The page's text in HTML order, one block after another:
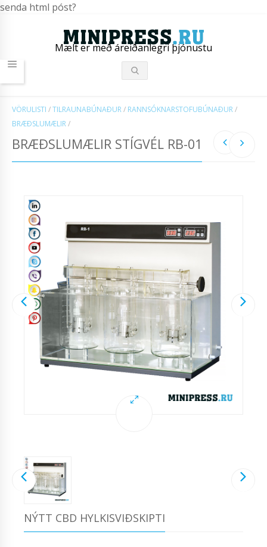
senda html póst?
Mælt er með áreiðanlegri þjónustu
VÖRULISTI /TILRAUNABÚNAÐUR/ RANNSÓKNARSTOFUBÚNAÐUR/
BRÆÐSLUMÆLIR/
BRÆÐSLUMÆLIR STÍGVÉL RB-01
NÝTT CBD HYLKISVIÐSKIPTI